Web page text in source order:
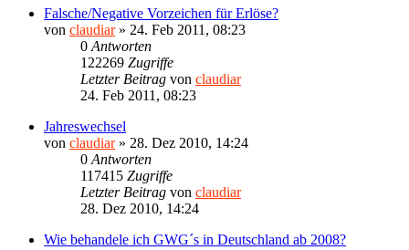
Falsche/Negative Vorzeichen für Erlöse?
von claudiar» 24. Feb 2011, 08:23
0 Antworten
122269 Zugriffe
Letzter Beitrag von claudiar
24. Feb 2011, 08:23
Jahreswechsel
von claudiar» 28. Dez 2010, 14:24
0 Antworten
117415 Zugriffe
Letzter Beitrag von claudiar
28. Dez 2010, 14:24
Wie behandele ich GWG´s in Deutschland ab 2008?